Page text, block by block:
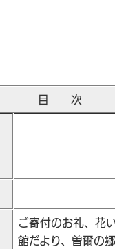
目 次
ご寄付のお礼、花
館だより、曽爾の